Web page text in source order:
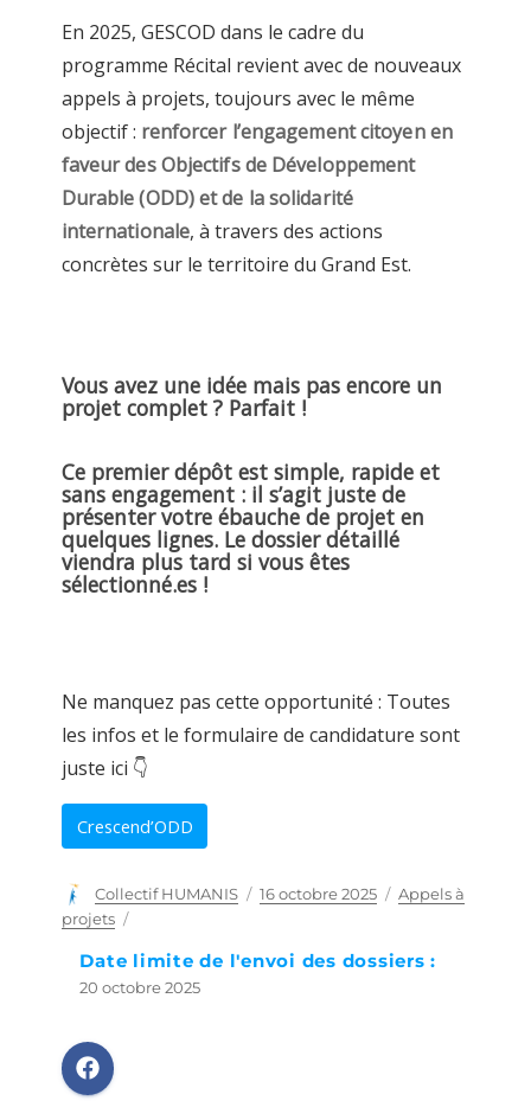
En 2025, GESCOD dans le cadre du
programme Récital revient avec de nouveaux
appels à projets, toujours avec le même
objectif : renforcer l’engagement citoyen en
faveur des Objectifs de Développement
Durable (ODD) et de la solidarité
internationale, à travers des actions
concrètes sur le territoire du Grand Est.
Vous avez une idée mais pas encore un
projet complet ? Parfait !
Ce premier dépôt est simple, rapide et
sans engagement : il s’agit juste de
présenter votre ébauche de projet en
quelques lignes. Le dossier détaillé
viendra plus tard si vous êtes
sélectionné.es !
Ne manquez pas cette opportunité : Toutes
les infos et le formulaire de candidature sont
juste ici 👇
Crescend’ODD
Auteur
Collectif HUMANIS
Publié
16 octobre 2025 Catégories
Appels à
projets
Date limite de l'envoi des dossiers :
20 octobre 2025